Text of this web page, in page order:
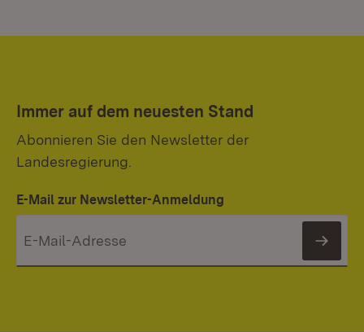
Immer auf dem neuesten Stand
Abonnieren Sie den Newsletter der
Landesregierung.
E-Mail zur Newsletter-Anmeldung